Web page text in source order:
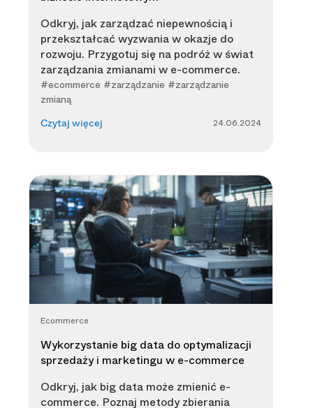
Odkryj, jak zarządzać niepewnością i
przekształcać wyzwania w okazje do
rozwoju. Przygotuj się na podróż w świat
zarządzania zmianami w e-commerce.
#ecommerce #zarządzanie #zarządzanie
zmianą
Czytaj więcej 24.06.2024
Ecommerce
Wykorzystanie big data do optymalizacji
sprzedaży i marketingu w e-commerce
Odkryj, jak big data może zmienić e-
commerce. Poznaj metody zbierania